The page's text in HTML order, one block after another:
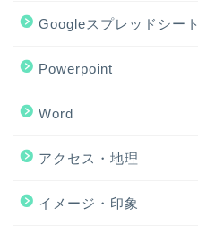
Googleスプレッドシート
Powerpoint
Word
アクセス・地理
イメージ・印象